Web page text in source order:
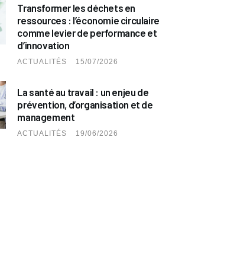
Transformer les déchets en
ressources : l’économie circulaire
comme levier de performance et
d’innovation
ACTUALITÉS 15/07/2026
La santé au travail : un enjeu de
prévention, d’organisation et de
management
ACTUALITÉS 19/06/2026